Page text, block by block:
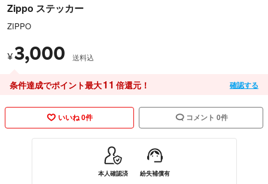
Zippo ステッカー
ZIPPO
¥3,000 送料込
条件達成でポイント最大11 倍還元！ 確認する
いいね 0件 コメント 0件
本人確認済 紛失補償有